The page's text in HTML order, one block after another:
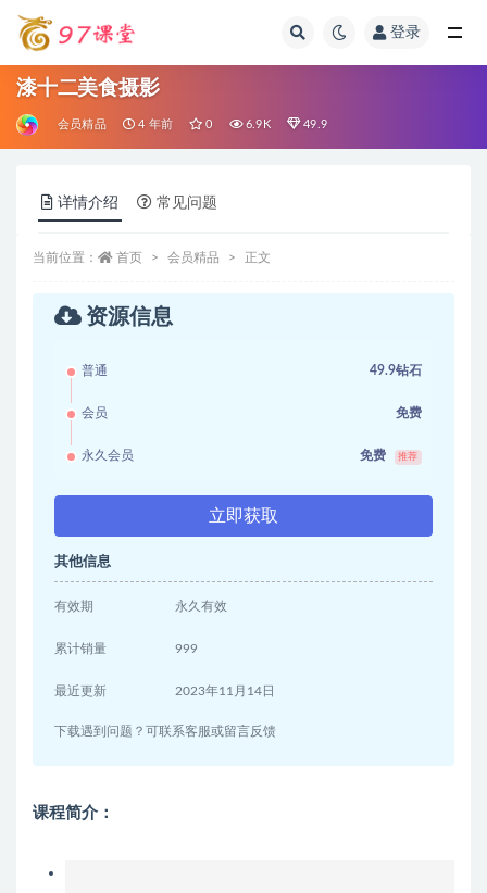
登录
漆十二美食摄影
会员精品 4 年前 0 6.9K 49.9
详情介绍 常见问题
当前位置： 首页 会员精品 正文
资源信息
普通 49.9钻石
会员 免费
永久会员 免费 推荐
立即获取
其他信息
有效期 永久有效
累计销量 999
最近更新 2023年11月14日
下载遇到问题？可联系客服或留言反馈
课程简介：